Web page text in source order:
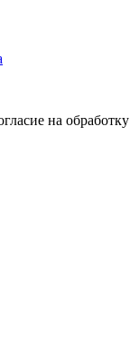
на обработку